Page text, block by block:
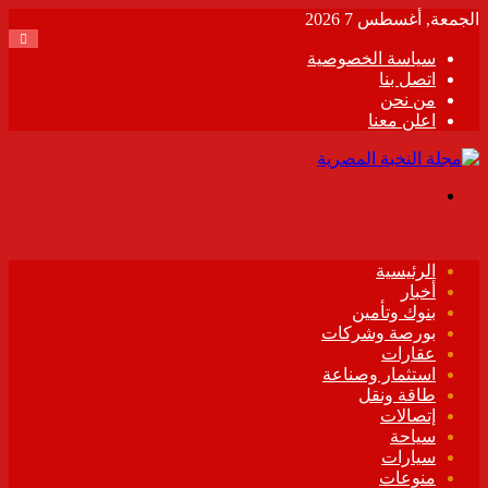
الجمعة, أغسطس 7 2026
سياسة الخصوصية
اتصل بنا
من نحن
اعلن معنا
الرئيسية
أخبار
بنوك وتأمين
بورصة وشركات
عقارات
استثمار وصناعة
طاقة ونقل
إتصالات
سياحة
سيارات
منوعات